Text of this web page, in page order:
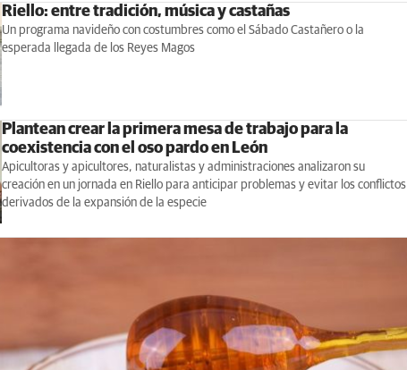
Riello: entre tradición, música y castañas
Un programa navideño con costumbres como el Sábado Castañero o la
esperada llegada de los Reyes Magos
Plantean crear la primera mesa de trabajo para la
coexistencia con el oso pardo en León
Apicultoras y apicultores, naturalistas y administraciones analizaron su
creación en un jornada en Riello para anticipar problemas y evitar los conflictos
derivados de la expansión de la especie